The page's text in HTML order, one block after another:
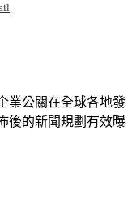
業公關在全球各地發
後的新聞規劃有效曝